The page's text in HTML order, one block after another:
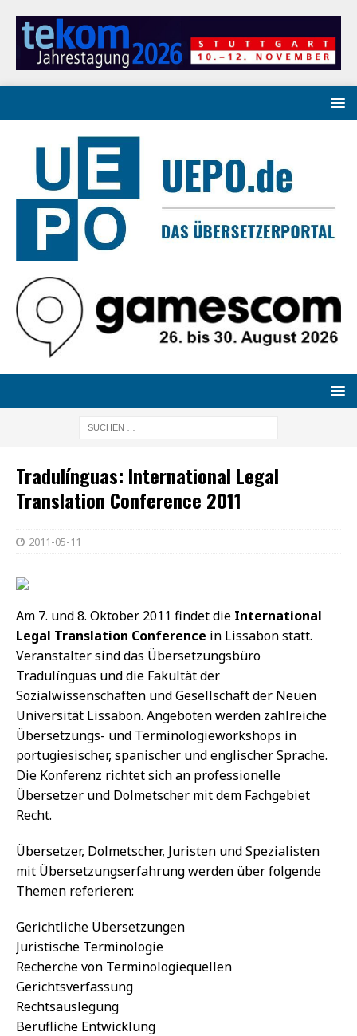
Tradulínguas: International Legal
Translation Conference 2011
2011-05-11
Am 7. und 8. Oktober 2011 findet die International
Legal Translation Conference in Lissabon statt.
Veranstalter sind das Übersetzungsbüro
Tradulínguas und die Fakultät der
Sozialwissenschaften und Gesellschaft der Neuen
Universität Lissabon. Angeboten werden zahlreiche
Übersetzungs- und Terminologieworkshops in
portugiesischer, spanischer und englischer Sprache.
Die Konferenz richtet sich an professionelle
Übersetzer und Dolmetscher mit dem Fachgebiet
Recht.
Übersetzer, Dolmetscher, Juristen und Spezialisten
mit Übersetzungserfahrung werden über folgende
Themen referieren:
Gerichtliche Übersetzungen
Juristische Terminologie
Recherche von Terminologiequellen
Gerichtsverfassung
Rechtsauslegung
Berufliche Entwicklung